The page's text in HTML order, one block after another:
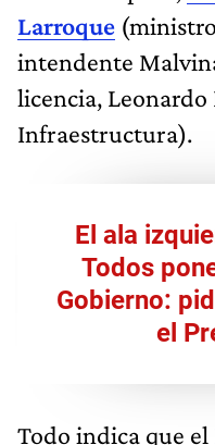
Larroque
intendente
licencia,
Infraestructura).
El ala
Todos
Gobierno:
el
Todo indica que el